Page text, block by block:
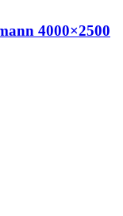
4000×2500